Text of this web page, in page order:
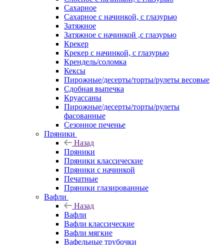
Сахарное
Сахарное с начинкой, с глазурью
Затяжное
Затяжное с начинкой ,с глазурью
Крекер
Крекер с начинкой, с глазурью
Крендель/соломка
Кексы
Пирожные/десерты/торты/рулеты весовые
Сдобная выпечка
Круассаны
Пирожные/десерты/торты/рулеты
фасованные
Сезонное печенье
Пряники
Назад
Пряники
Пряники классические
Пряники с начинкой
Печатные
Пряники глазированные
Вафли
Назад
Вафли
Вафли классические
Вафли мягкие
Вафельные трубочки